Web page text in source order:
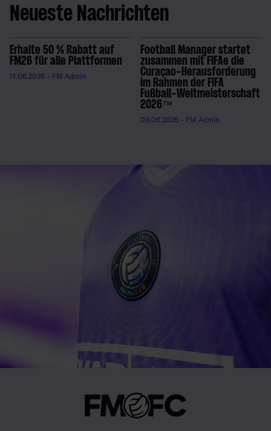
Neueste Nachrichten
Erhalte 50 % Rabatt auf
FM26 für alle Plattformen
11.06.2026 - FM Admin
Football Manager startet
zusammen mit FIFAe die
Curaçao-Herausforderung
im Rahmen der FIFA
Fußball-Weltmeisterschaft
2026™
09.06.2026 - FM Admin